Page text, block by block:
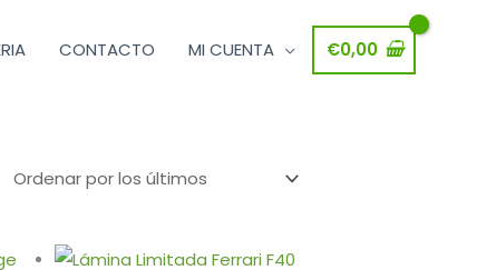
CONTACTO MI CUENTA €0,00